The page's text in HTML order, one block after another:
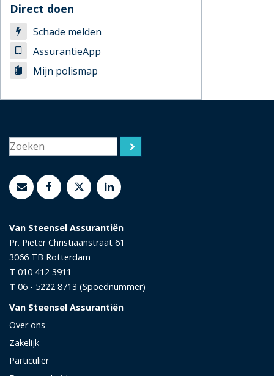
Direct doen
Schade melden
AssurantieApp
Mijn polismap
Van Steensel Assurantiën
Pr. Pieter Christiaanstraat 61
3066 TB Rotterdam
T 010 412 3911
T 06 - 5222 8713 (Spoednummer)
Van Steensel Assurantiën
Over ons
Zakelijk
Particulier